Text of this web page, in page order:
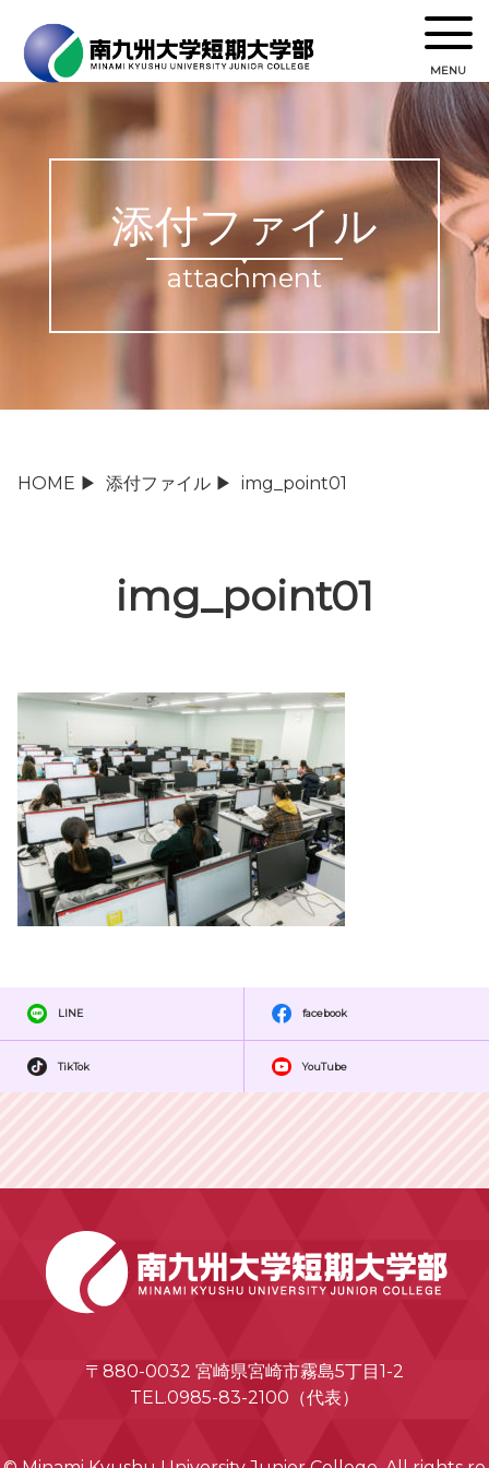
MENU
添付ファイル
attachment
HOME ▶ 添付ファイル ▶ img_point01
img_point01
LINE facebook
TikTok YouTube
〒880-0032 宮崎県宮崎市霧島5丁目1-2
TEL.0985-83-2100（代表）